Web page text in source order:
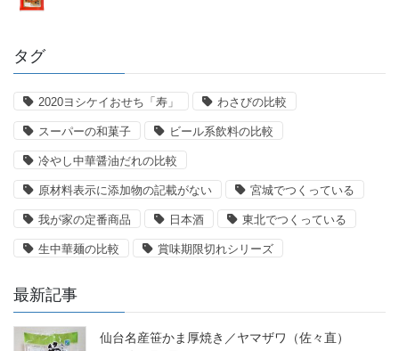
タグ
2020ヨシケイおせち「寿」 わさびの比較
スーパーの和菓子 ビール系飲料の比較
冷やし中華醤油だれの比較
原材料表示に添加物の記載がない 宮城でつくっている
我が家の定番商品 日本酒 東北でつくっている
生中華麺の比較 賞味期限切れシリーズ
最新記事
仙台名産笹かま厚焼き／ヤマザワ（佐々直）